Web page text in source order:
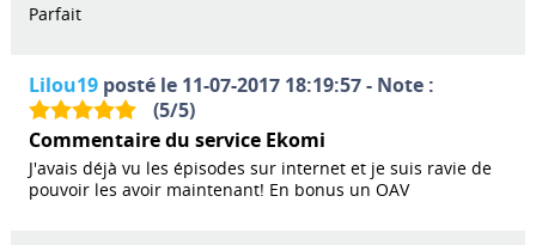
Parfait
Lilou19posté le 11-07-2017 18:19:57 - Note :
(5/5)
Commentaire du service Ekomi
J'avais déjà vu les épisodes sur internet et je suis ravie de
pouvoir les avoir maintenant! En bonus un OAV